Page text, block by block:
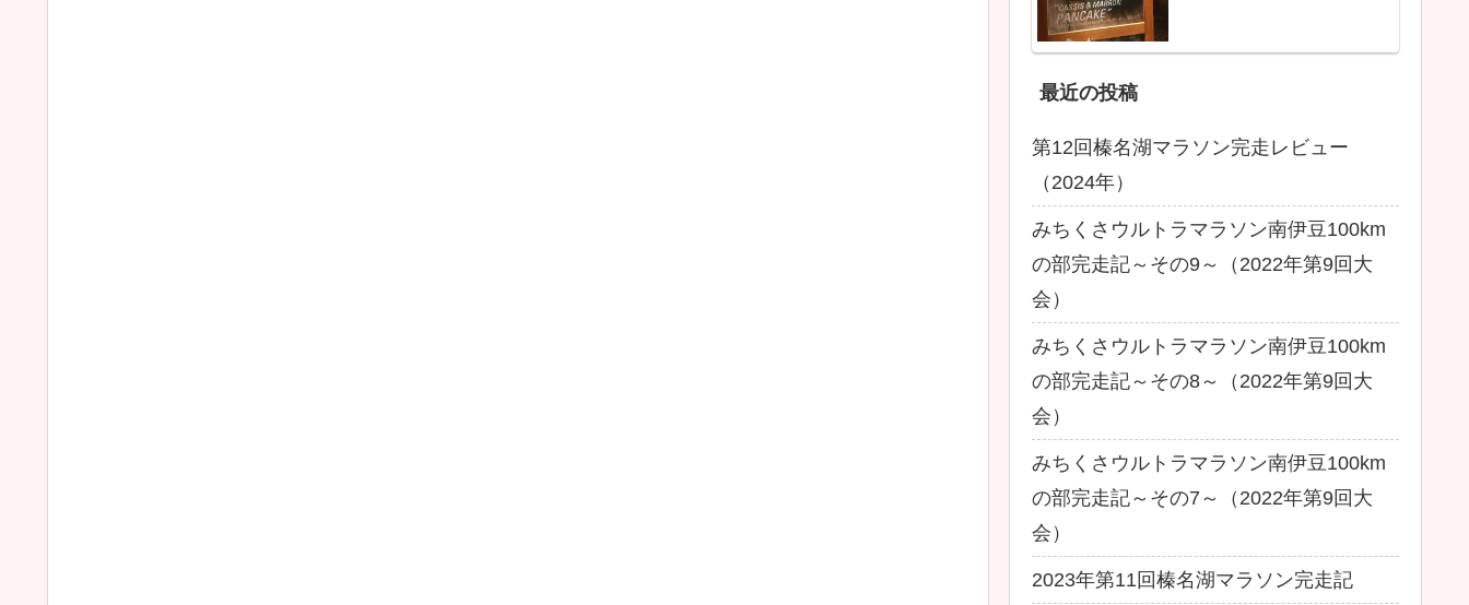
最近の投稿
第12回榛名湖マラソン完走レビュー
（2024年）
みちくさウルトラマラソン南伊豆100km
の部完走記～その9～（2022年第9回大
会）
みちくさウルトラマラソン南伊豆100km
の部完走記～その8～（2022年第9回大
会）
みちくさウルトラマラソン南伊豆100km
の部完走記～その7～（2022年第9回大
会）
2023年第11回榛名湖マラソン完走記